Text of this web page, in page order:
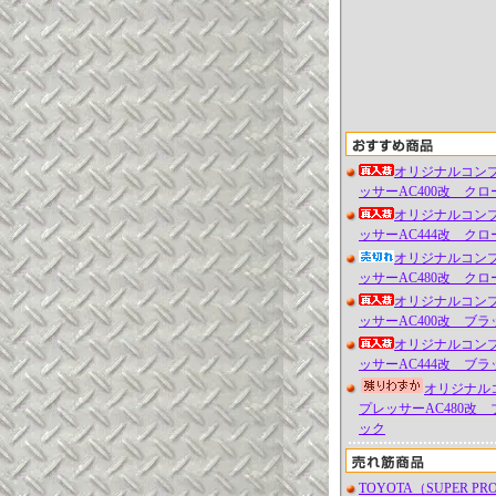
オリジナルコン
ッサーAC400改 クロ
オリジナルコン
ッサーAC444改 クロ
オリジナルコン
ッサーAC480改 クロ
オリジナルコン
ッサーAC400改 ブラ
オリジナルコン
ッサーAC444改 ブラ
オリジナル
プレッサーAC480改
ック
TOYOTA（SUPER